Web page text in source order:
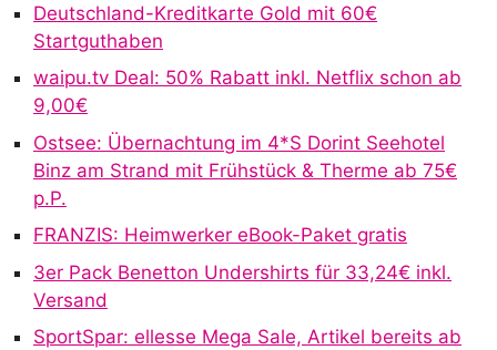
n
t
Deutschland-Kreditkarte Gold mit 60€
Startguthaben
waipu.tv Deal: 50% Rabatt inkl. Netflix schon ab
9,00€
Ostsee: Übernachtung im 4*S Dorint Seehotel
Binz am Strand mit Frühstück & Therme ab 75€
p.P.
FRANZIS: Heimwerker eBook-Paket gratis
3er Pack Benetton Undershirts für 33,24€ inkl.
Versand
SportSpar: ellesse Mega Sale, Artikel bereits ab